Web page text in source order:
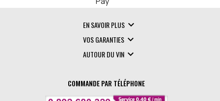
EN SAVOIR PLUS 
VOS GARANTIES 
AUTOUR DU VIN 
COMMANDE PAR TÉLÉPHONE